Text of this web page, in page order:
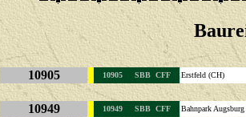
10905 10905 SBB CFF Erstfeld (CH)
10949 10949 SBB CFF Bahnpark Augsburg